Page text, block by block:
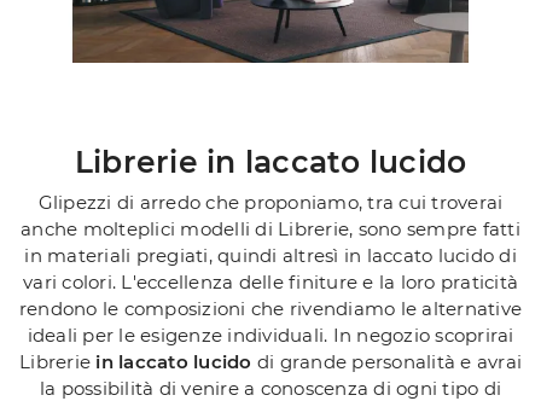
Librerie in laccato lucido
Glipezzi di arredo che proponiamo, tra cui troverai
anche molteplici modelli di Librerie, sono sempre fatti
in materiali pregiati, quindi altresì in laccato lucido di
vari colori. L'eccellenza delle finiture e la loro praticità
rendono le composizioni che rivendiamo le alternative
ideali per le esigenze individuali. In negozio scoprirai
Librerie in laccato lucido di grande personalità e avrai
la possibilità di venire a conoscenza di ogni tipo di